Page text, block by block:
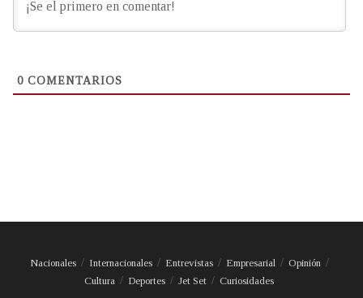
0 COMENTARIOS
Nacionales Internacionales Entrevistas Empresarial
Opinión
Cultura
Deportes Jet Set Curiosidades